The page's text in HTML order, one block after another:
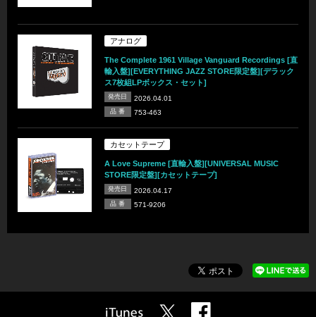
アナログ
The Complete 1961 Village Vanguard Recordings [直
輸入盤][EVERYTHING JAZZ STORE限定盤][デラック
ス7枚組LPボックス・セット]
発売日 2026.04.01
品 番 753-463
カセットテープ
A Love Supreme [直輸入盤][UNIVERSAL MUSIC
STORE限定盤][カセットテープ]
発売日 2026.04.17
品 番 571-9206